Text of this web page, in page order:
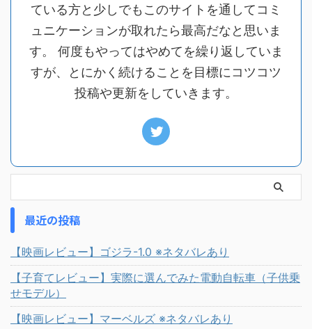
ている方と少しでもこのサイトを通してコミ
ュニケーションが取れたら最高だなと思いま
す。 何度もやってはやめてを繰り返していま
すが、とにかく続けることを目標にコツコツ
投稿や更新をしていきます。
最近の投稿
【映画レビュー】ゴジラ-1.0 ※ネタバレあり
【子育てレビュー】実際に選んでみた電動自転車（子供乗
せモデル）
【映画レビュー】マーベルズ ※ネタバレあり